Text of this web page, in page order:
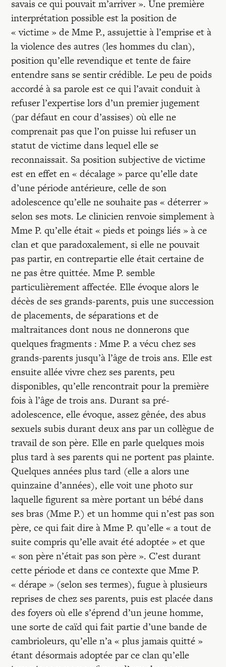
savais ce qui pouvait m’arriver ». Une première
interprétation possible est la position de
« victime » de Mme P., assujettie à l’emprise et à
la violence des autres (les hommes du clan),
position qu’elle revendique et tente de faire
entendre sans se sentir crédible. Le peu de poids
accordé à sa parole est ce qui l’avait conduit à
refuser l’expertise lors d’un premier jugement
(par défaut en cour d’assises) où elle ne
comprenait pas que l’on puisse lui refuser un
statut de victime dans lequel elle se
reconnaissait. Sa position subjective de victime
est en effet en « décalage » parce qu’elle date
d’une période antérieure, celle de son
adolescence qu’elle ne souhaite pas « déterrer »
selon ses mots. Le clinicien renvoie simplement à
Mme P. qu’elle était « pieds et poings liés » à ce
clan et que paradoxalement, si elle ne pouvait
pas partir, en contrepartie elle était certaine de
ne pas être quittée. Mme P. semble
particulièrement affectée. Elle évoque alors le
décès de ses grands-parents, puis une succession
de placements, de séparations et de
maltraitances dont nous ne donnerons que
quelques fragments : Mme P. a vécu chez ses
grands-parents jusqu’à l’âge de trois ans. Elle est
ensuite allée vivre chez ses parents, peu
disponibles, qu’elle rencontrait pour la première
fois à l’âge de trois ans. Durant sa pré-
adolescence, elle évoque, assez gênée, des abus
sexuels subis durant deux ans par un collègue de
travail de son père. Elle en parle quelques mois
plus tard à ses parents qui ne portent pas plainte.
Quelques années plus tard (elle a alors une
quinzaine d’années), elle voit une photo sur
laquelle figurent sa mère portant un bébé dans
ses bras (Mme P.) et un homme qui n’est pas son
père, ce qui fait dire à Mme P. qu’elle « a tout de
suite compris qu’elle avait été adoptée » et que
« son père n’était pas son père ». C’est durant
cette période et dans ce contexte que Mme P.
« dérape » (selon ses termes), fugue à plusieurs
reprises de chez ses parents, puis est placée dans
des foyers où elle s’éprend d’un jeune homme,
une sorte de caïd qui fait partie d’une bande de
cambrioleurs, qu’elle n’a « plus jamais quitté »
étant désormais adoptée par ce clan qu’elle